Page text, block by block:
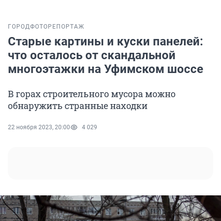
ГОРОДФОТОРЕПОРТАЖ
Старые картины и куски панелей:
что осталось от скандальной
многоэтажки на Уфимском шоссе
В горах строительного мусора можно
обнаружить странные находки
22 ноября 2023, 20:00 4 029